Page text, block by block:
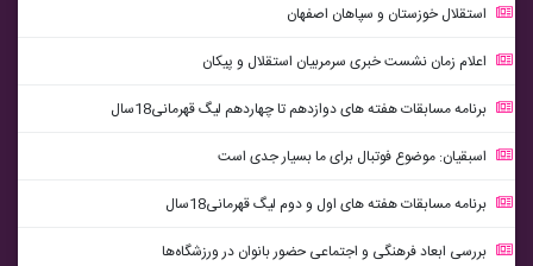
استقلال خوزستان و سپاهان اصفهان
اعلام زمان نشست خبری سرمربیان استقلال و پیکان
برنامه مسابقات هفته های دوازدهم تا چهاردهم ليگ قهرمانی18سال
اسبقیان: موضوع فوتبال برای ما بسیار جدی است
برنامه مسابقات هفته های اول و دوم ليگ قهرمانی18سال
بررسی ابعاد فرهنگی و اجتماعی حضور بانوان در ورزشگاه‌ها